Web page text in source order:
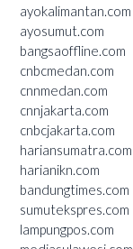
ayokalimantan.com
ayosumut.com
bangsaoffline.com
cnbcmedan.com
cnnmedan.com
cnnjakarta.com
cnbcjakarta.com
hariansumatra.com
harianikn.com
bandungtimes.com
sumutekspres.com
lampungpos.com